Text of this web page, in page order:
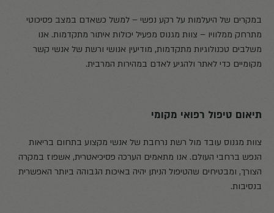
במקרים של היעלמות על רקע נפשי – למשל כשאדם במצב פסיכוטי
מתרחק ממלוויו – צוות מגנוס מפעיל יכולות איתור מתקדמות. אנו
משלבים טכנולוגיות מתקדמות, מודיעין אנושי ורשת של אנשי קשר
מקומיים כדי לאתר ולהגיע לאדם במהירות המרבית.
תיאום טיפול רפואי מקומי
צוות מגנוס עובד מול רשת נרחבת של אנשי מקצוע בתחום בריאות
הנפש ברחבי העולם. אנו מתאמים הערכה פסיכיאטרית, אשפוז במקרה
הצורך, ומבטיחים שהטיפול הניתן יהיה באיכות הגבוהה ביותר האפשרית
בנסיבות.